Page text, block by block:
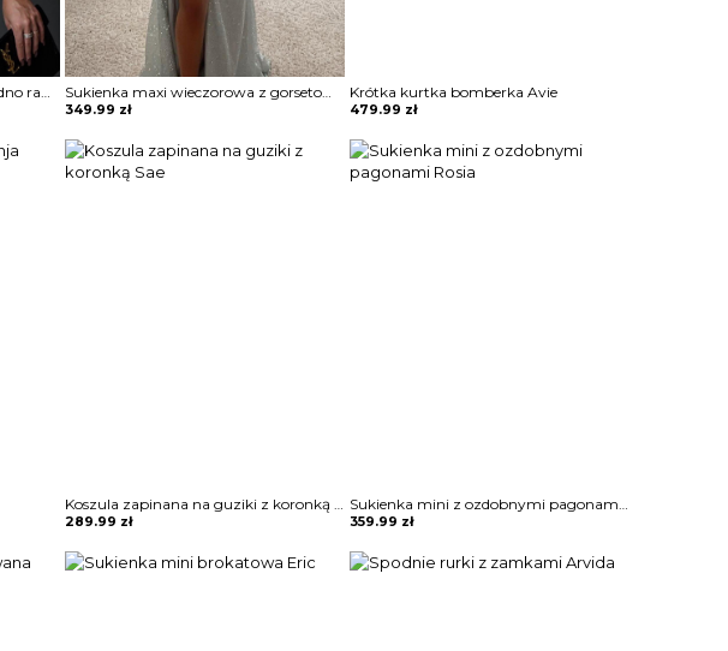
Sukienka mini błyszcząca na jedno ramię Vildan Sukienka maxi wieczorowa z gorsetowym topem Alija
349.99 zł
Krótka kurtka bomberka Avie
479.99 zł
Koszula zapinana na guziki z koronką Sae
289.99 zł
Sukienka mini z ozdobnymi pagonami Rosia
359.99 zł